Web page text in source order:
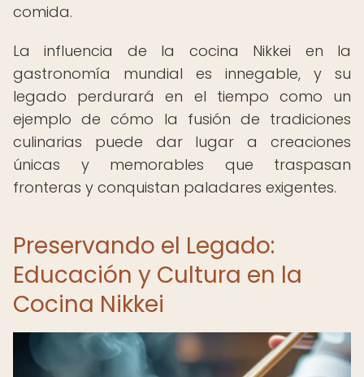
comida.
La influencia de la cocina Nikkei en la
gastronomía mundial es innegable, y su
legado perdurará en el tiempo como un
ejemplo de cómo la fusión de tradiciones
culinarias puede dar lugar a creaciones
únicas y memorables que traspasan
fronteras y conquistan paladares exigentes.
Preservando el Legado:
Educación y Cultura en la
Cocina Nikkei